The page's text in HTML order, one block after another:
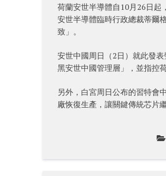
荷蘭安世半導體自10月26日起
安世半導體臨時行政總裁蒂爾
致」。
安世中國周日（2日）就此發
黑安世中國管理層」，並指控
另外，白宮周日公布的習特會
廠恢復生產，讓關鍵傳統芯片